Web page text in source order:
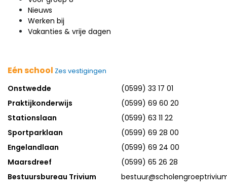
Nieuws
Werken bij
Vakanties & vrije dagen
Eén school Zes vestigingen
Onstwedde
(0599) 33 17 01
Praktijkonderwijs
(0599) 69 60 20
Stationslaan
(0599) 63 11 22
Sportparklaan
(0599) 69 28 00
Engelandlaan
(0599) 69 24 00
Maarsdreef
(0599) 65 26 28
Bestuursbureau Trivium